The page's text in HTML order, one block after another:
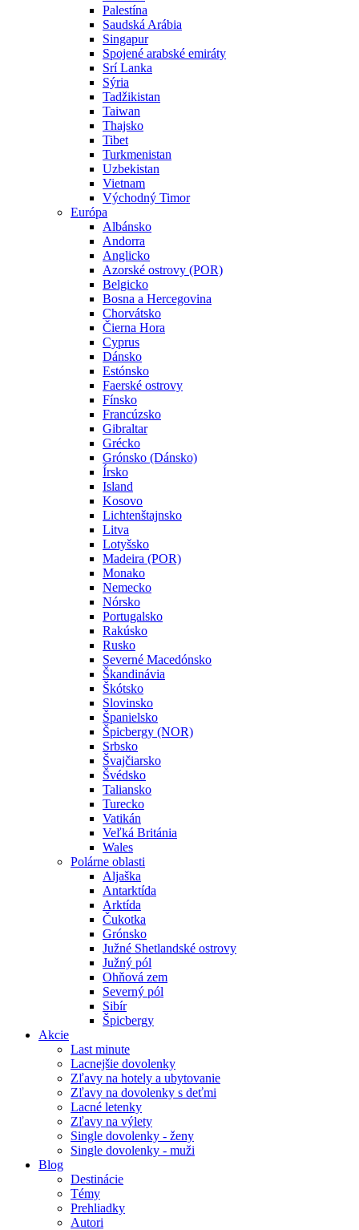
Palestína
Saudská Arábia
Singapur
Spojené arabské emiráty
Srí Lanka
Sýria
Tadžikistan
Taiwan
Thajsko
Tibet
Turkmenistan
Uzbekistan
Vietnam
Východný Timor
Európa
Albánsko
Andorra
Anglicko
Azorské ostrovy (POR)
Belgicko
Bosna a Hercegovina
Chorvátsko
Čierna Hora
Cyprus
Dánsko
Estónsko
Faerské ostrovy
Fínsko
Francúzsko
Gibraltar
Grécko
Grónsko (Dánsko)
Írsko
Island
Kosovo
Lichtenštajnsko
Litva
Lotyšsko
Madeira (POR)
Monako
Nemecko
Nórsko
Portugalsko
Rakúsko
Rusko
Severné Macedónsko
Škandinávia
Škótsko
Slovinsko
Španielsko
Špicbergy (NOR)
Srbsko
Švajčiarsko
Švédsko
Taliansko
Turecko
Vatikán
Veľká Británia
Wales
Polárne oblasti
Aljaška
Antarktída
Arktída
Čukotka
Grónsko
Južné Shetlandské ostrovy
Južný pól
Ohňová zem
Severný pól
Sibír
Špicbergy
Akcie
Last minute
Lacnejšie dovolenky
Zľavy na hotely a ubytovanie
Zľavy na dovolenky s deťmi
Lacné letenky
Zľavy na výlety
Single dovolenky - ženy
Single dovolenky - muži
Blog
Destinácie
Témy
Prehliadky
Autori